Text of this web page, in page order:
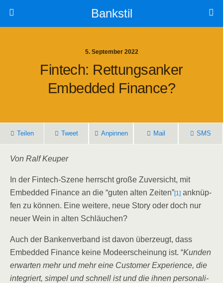
Bankstil
5. September 2022
Fin­tech: Ret­tungs­an­ker
Embedded Finance?
Tei­len Tweet Anpin­nen Mail SMS
Von Ralf Keuper
In der Fin­tech-Sze­ne herrscht gro­ße Zuver­sicht, mit
Embedded Finan­ce an die “guten alten Zei­ten”[1] anknüp­
fen zu kön­nen. Eine wei­te­re, neue Sto­ry oder doch nur
neu­er Wein in alten Schläuchen?
Auch der Ban­ken­ver­band ist davon über­zeugt, dass
Embedded Finan­ce kei­ne Mode­er­schei­nung ist. “Kun­den
erwar­ten mehr und mehr eine Cus­to­mer Expe­ri­ence, die
inte­griert, sim­pel und schnell ist und die ihnen per­so­na­li­